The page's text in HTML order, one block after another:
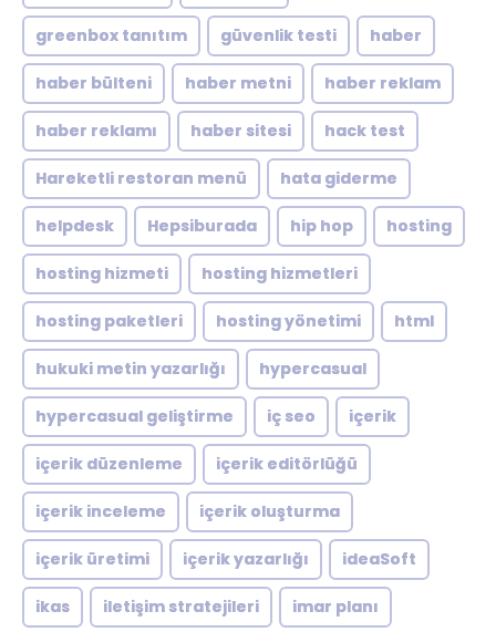
greenbox tanıtım güvenlik testi haber
haber bülteni haber metni haber reklam
haber reklamı haber sitesi hack test
Hareketli restoran menü hata giderme
helpdesk Hepsiburada hip hop hosting
hosting hizmeti hosting hizmetleri
hosting paketleri hosting yönetimi html
hukuki metin yazarlığı hypercasual
hypercasual geliştirme iç seo içerik
içerik düzenleme içerik editörlüğü
içerik inceleme içerik oluşturma
içerik üretimi içerik yazarlığı ideaSoft
ikas iletişim stratejileri imar planı